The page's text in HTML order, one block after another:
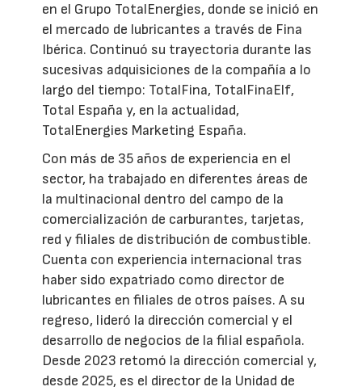
en el Grupo TotalEnergies, donde se inició en
el mercado de lubricantes a través de Fina
Ibérica. Continuó su trayectoria durante las
sucesivas adquisiciones de la compañía a lo
largo del tiempo: TotalFina, TotalFinaElf,
Total España y, en la actualidad,
TotalEnergies Marketing España.
Con más de 35 años de experiencia en el
sector, ha trabajado en diferentes áreas de
la multinacional dentro del campo de la
comercialización de carburantes, tarjetas,
red y filiales de distribución de combustible.
Cuenta con experiencia internacional tras
haber sido expatriado como director de
lubricantes en filiales de otros países. A su
regreso, lideró la dirección comercial y el
desarrollo de negocios de la filial española.
Desde 2023 retomó la dirección comercial y,
desde 2025, es el director de la Unidad de